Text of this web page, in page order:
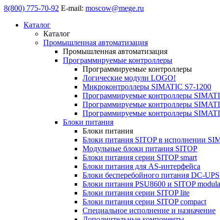
8(800) 775-70-92 E-mail: moscow@mege.ru
Каталог
Каталог
Промышленная автоматизация
Промышленная автоматизация
Программируемые контроллеры
Программируемые контроллеры
Логические модули LOGO!
Микроконтроллеры SIMATIC S7-1200
Программируемые контроллеры
Программируемые контроллеры
Программируемые контроллеры
Блоки питания
Блоки питания
Блоки питания SITOP в исполнении
Модульные блоки питания SITOP
Блоки питания серии SITOP smart
Блоки питания для AS-интерфейса
Блоки бесперебойного питания DC-UPS
Блоки питания PSU8600 и SITOP
Блоки питания серии SITOP lite
Блоки питания серии SITOP compact
Специальное исполнение и назначение